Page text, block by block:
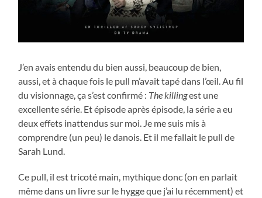
J’en avais entendu du bien aussi, beaucoup de bien,
aussi, et à chaque fois le pull m’avait tapé dans l’œil. Au fil
du visionnage, ça s’est confirmé : The killingest une
excellente série. Et épisode après épisode, la série a eu
deux effets inattendus sur moi. Je me suis mis à
comprendre (un peu) le danois. Et il me fallait le pull de
Sarah Lund.
Ce pull, il est tricoté main, mythique donc (on en parlait
même dans un livre sur le hygge que j’ai lu récemment) et